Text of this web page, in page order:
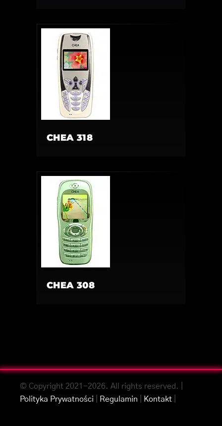
CHEA 318
CHEA 308
© Copyright 2021-2026. All rights reserved. |
Polityka Prywatności
Regulamin Kontakt